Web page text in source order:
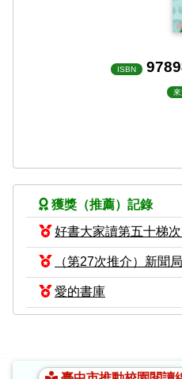
ISBN
獲獎（推薦）記錄
好書大家讀第五十梯
（第27次推介）新聞
愛的書庫